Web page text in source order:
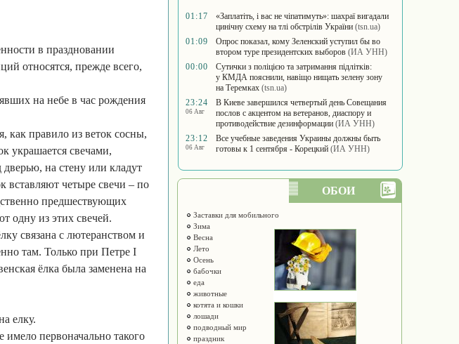
в праздновании
относятся, прежде всего,
на небе в час рождения
как правило из веток сосны,
украшается свечами,
на стену или кладут
вставляют четыре свечи – по
предшествующих
одну из этих свечей.
связана с лютеранством и
там. Только при Петре I
ёлка была заменена на
елку.
первоначально такого
01:17
«Заплатіть, і вас не чіпатимуть»: шахраї вигадали
цинічну схему на тлі обстрілів України (tsn.ua)
01:09
Опрос показал, кому Зеленский уступил бы во
втором туре президентских выборов (ИА УНН)
00:00
Сутички з поліцією та затримання підлітків:
у КМДА пояснили, навіщо нищать зелену зону
на Теремках (tsn.ua)
23:24
06 Авг
В Киеве завершился четвертый день Совещания
послов с акцентом на ветеранов, диаспору и
противодействие дезинформации (ИА УНН)
23:12
06 Авг
Все учебные заведения Украины должны быть
готовы к 1 сентября - Корецкий (ИА УНН)
ОБОИ
Заставки для мобильного
Зима
Весна
Лето
Осень
бабочки
еда
животные
котята и кошки
лошади
подводный мир
праздник